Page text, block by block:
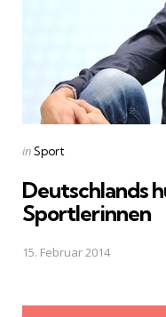
Posted
inSport
Deutschlands
Sportlerinnen
15. Februar 2014